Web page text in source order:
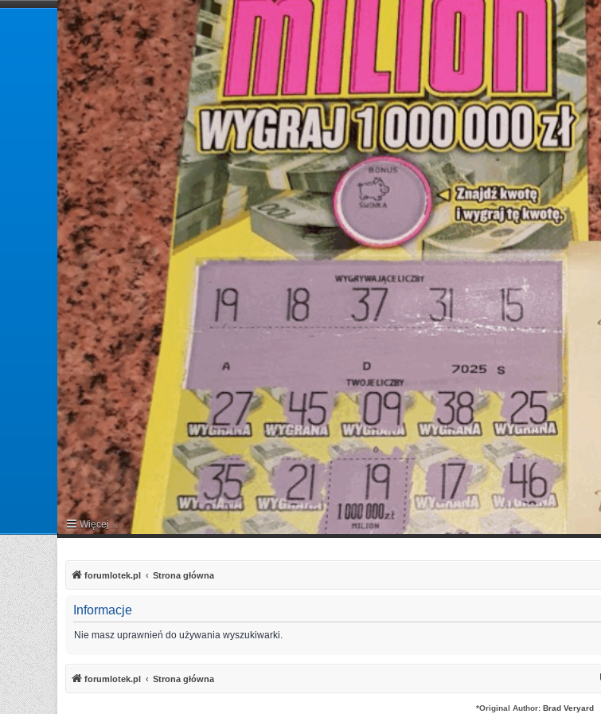
forumlotek.pl
Forum gier liczbowych
Więcej…
forumlotek.pl Strona główna
Informacje
Nie masz uprawnień do używania wyszukiwarki.
forumlotek.pl Strona główna
*Original Author: Brad Veryard